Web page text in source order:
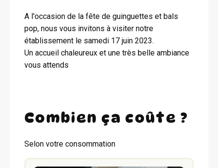
A l'occasion de la fête de guinguettes et bals
pop, nous vous invitons à visiter notre
établissement le samedi 17 juin 2023.
Un accueil chaleureux et une très belle ambiance
vous attends
Combien ça coûte ?
Selon votre consommation